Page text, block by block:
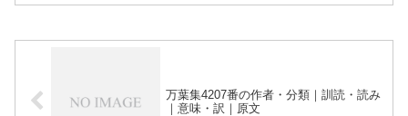
万葉集4207番の作者・分類｜訓読・読み
｜意味・訳｜原文